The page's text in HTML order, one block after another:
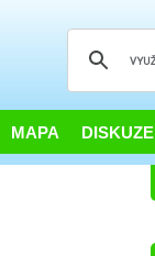
MAPA DISKUZE